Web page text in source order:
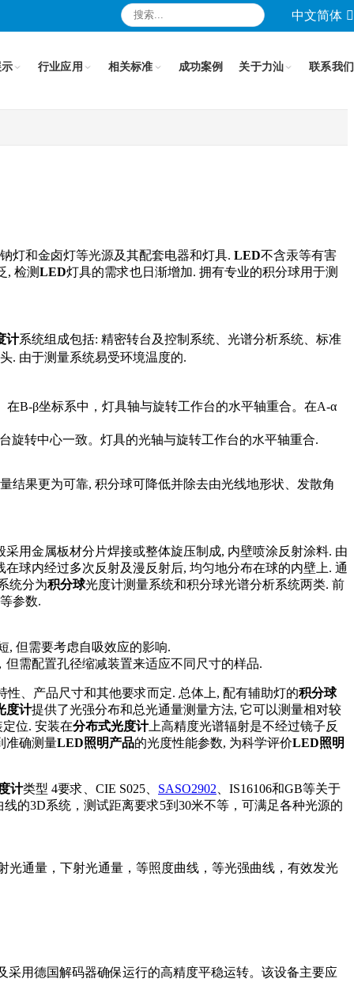
中文简体
行业应用 相关标准 成功案例 关于力汕 联系我们
灯和金卤灯等光源及其配套电器和灯具. LED不含汞等有害
, 检测LED灯具的需求也日渐增加. 拥有专业的积分球用于测
计系统组成包括: 精密转台及控制系统、光谱分析系统、标准
. 由于测量系统易受环境温度的.
B-β坐标系中，灯具轴与旋转工作台的水平轴重合。在A-α
旋转中心一致。灯具的光轴与旋转工作台的水平轴重合.
结果更为可靠, 积分球可降低并除去由光线地形状、发散角
用金属板材分片焊接或整体旋压制成, 内壁喷涂反射涂料. 由
球内经过多次反射及漫反射后, 均匀地分布在球的内壁上. 通
统分为积分球光度计测量系统和积分球光谱分析系统两类. 前
参数.
, 但需要考虑自吸效应的影响.
需配置孔径缩减装置来适应不同尺寸的样品.
、产品尺寸和其他要求而定. 总体上, 配有辅助灯的积分球
度计提供了光强分布和总光通量测量方法, 它可以测量相对较
位. 安装在分布式光度计上高精度光谱辐射是不经过镜子反
准确测量LED照明产品的光度性能参数, 为科学评价LED照明
计类型 4要求、CIE S025、 SASO2902 、IS16106和GB等关于
的3D系统，测试距离要求5到30米不等，可满足各种光源的
通量，下射光通量，等照度曲线，等光强曲线，有效发光
用德国解码器确保运行的高精度平稳运转。该设备主要应